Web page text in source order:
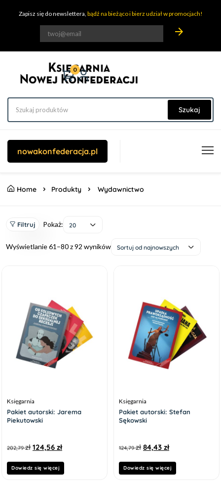
Zapisz się do newslettera, bądź na bieżąco i bierz udział w promocjach!
arrow_forward
0
Szukaj
nowakonfederacja.pl
Home Produkty Wydawnictwo
Filtruj Pokaż: 20
Wyświetlanie 61–80 z 92 wyników Sortuj od najnowszych
Księgarnia
Pakiet autorski: Jarema
Piekutowski
202,79zł 124,56 zł
Dowiedz się więcej
Księgarnia
Pakiet autorski: Stefan
Sękowski
124,79zł 84,43 zł
Dowiedz się więcej